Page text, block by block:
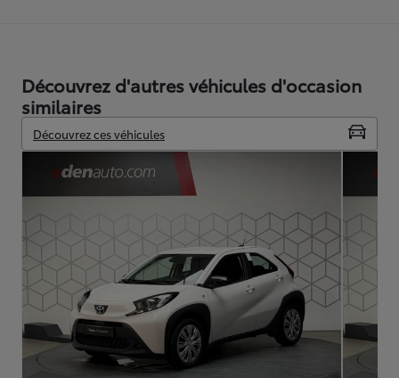
Découvrez d'autres véhicules d'occasion
similaires
Découvrez ces véhicules